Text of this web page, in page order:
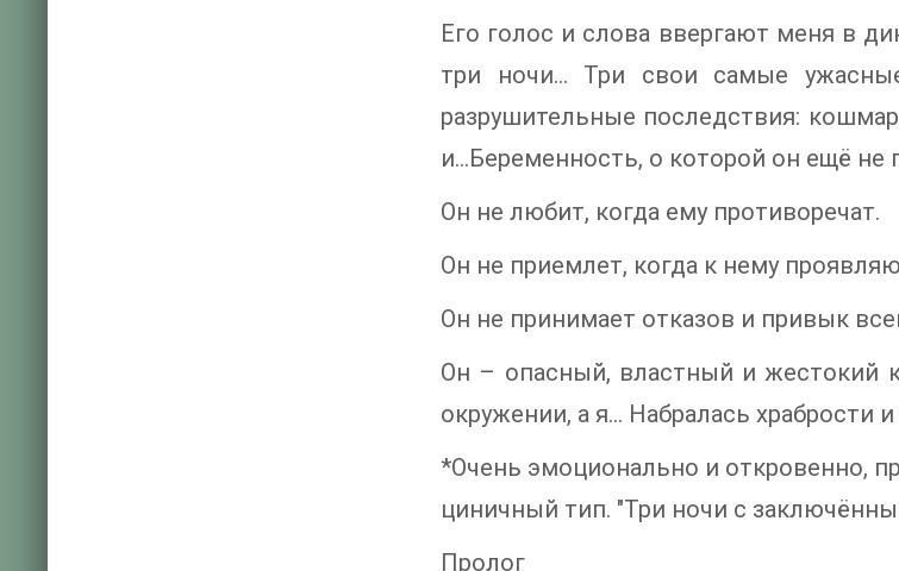
Его голос и слова ввергают меня в
три ночи… Три свои самые
разрушительные последствия:
и…Беременность, о которой он ещё не
Он не любит, когда ему противоречат.
Он не приемлет, когда к нему
Он не принимает отказов и привык
Он – опасный, властный и жестокий
окружении, а я… Набралась храбрости и
*Очень эмоционально и откровенно,
циничный тип. "Три ночи с
Пролог